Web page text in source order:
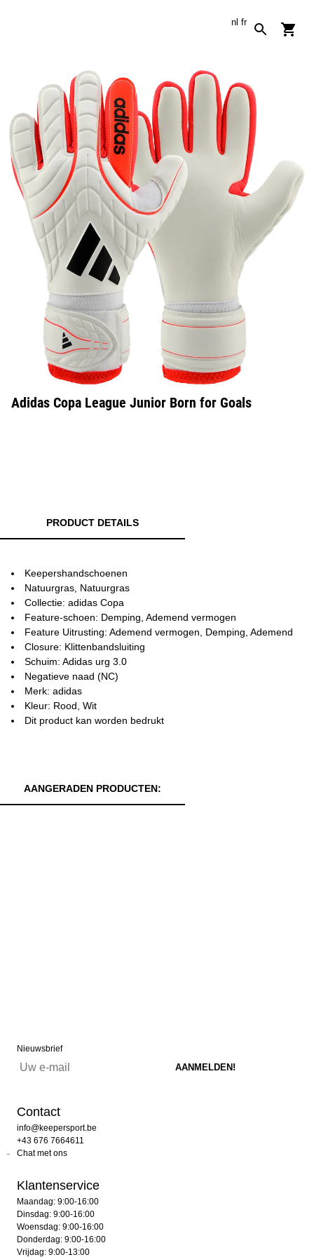
nl fr
Adidas Copa League Junior Born for Goals
PRODUCT DETAILS
Keepershandschoenen
Natuurgras, Natuurgras
Collectie: adidas Copa
Feature-schoen: Demping, Ademend vermogen
Feature Uitrusting: Ademend vermogen, Demping, Ademend
Closure: Klittenbandsluiting
Schuim: Adidas urg 3.0
Negatieve naad (NC)
Merk: adidas
Kleur: Rood, Wit
Dit product kan worden bedrukt
AANGERADEN PRODUCTEN:
Nieuwsbrief
Contact
info@keepersport.be
+43 676 7664611
Chat met ons
Klantenservice
Maandag: 9:00-16:00
Dinsdag: 9:00-16:00
Woensdag: 9:00-16:00
Donderdag: 9:00-16:00
Vrijdag: 9:00-13:00